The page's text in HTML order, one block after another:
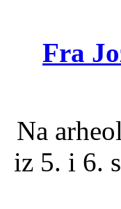
Fra
Na
iz 5. i 6.